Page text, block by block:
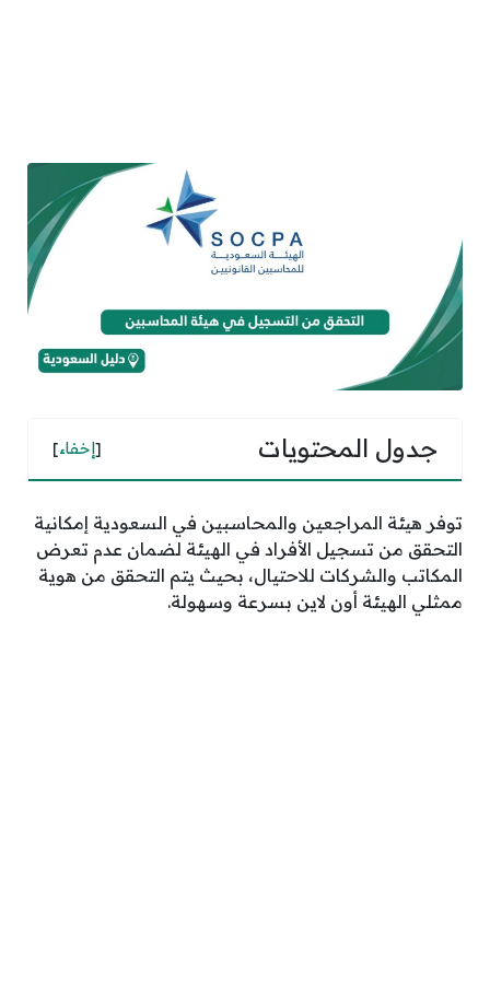
جدول المحتويات [إخفاء]
توفر هيئة المراجعين والمحاسبين في السعودية إمكانية
التحقق من تسجيل الأفراد في الهيئة لضمان عدم تعرض
المكاتب والشركات للاحتيال، بحيث يتم التحقق من هوية
ممثلي الهيئة أون لاين بسرعة وسهولة.